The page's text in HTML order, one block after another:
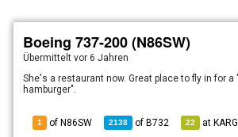
Boeing 737-200 (N86SW)
Übermitteltvor 6 Jahren
She's a restaurant now. Great place to fly in for a
hamburger".
1 of N86SW 2138 ofB732 22 atKARG